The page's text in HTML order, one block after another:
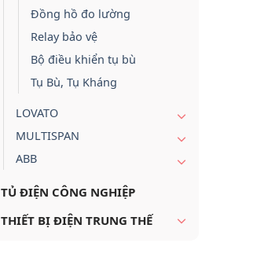
Đồng hồ đo lường
Relay bảo vệ
Bộ điều khiển tụ bù
Tụ Bù, Tụ Kháng
LOVATO
MULTISPAN
ABB
TỦ ĐIỆN CÔNG NGHIỆP
THIẾT BỊ ĐIỆN TRUNG THẾ